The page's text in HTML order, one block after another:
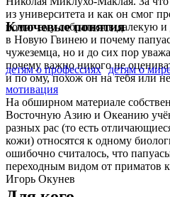
из университета и как он смог
помог ему собраться в далекую
в Новую Гвинею и почему
чужеземца, но и до сих пор
почему важно никого не
и по ому, похож он на тебя или
На обширном материале
Восточную Азию и Океанию
разных рас (то есть
кожи) относятся к одному
ошибочно считалось, что
переходным видом от приматов к
Ключевые понятия
детям о профессиях детям о
мотивация
Игорь Окунев